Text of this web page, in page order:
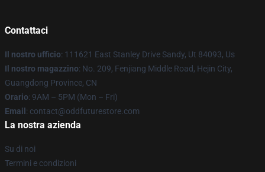
Contattaci
Il nostro ufficio: 111621 East Stanley Drive Sandy, Ut 84093, Us
Il nostro magazzino: No. 209, Fenjiang Middle Road, Hejin City,
Guangdong Province, CN
Orario: 9AM – 5PM (Mon – Fri)
Email : contact@oddfuturestore.com
La nostra azienda
Su di noi
Termini e condizioni